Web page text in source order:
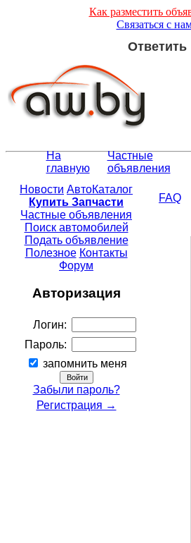
Как разместить
Связаться с
Ответить
На
главную
Частные
объявления
Новости АвтоКаталог
Купить Запчасти
Частные объявления
Поиск автомобилей
Подать объявление
Полезное Контакты
Форум
Авторизация
Логин:
Пароль:
запомнить меня
Забыли пароль?
Регистрация →
FAQ